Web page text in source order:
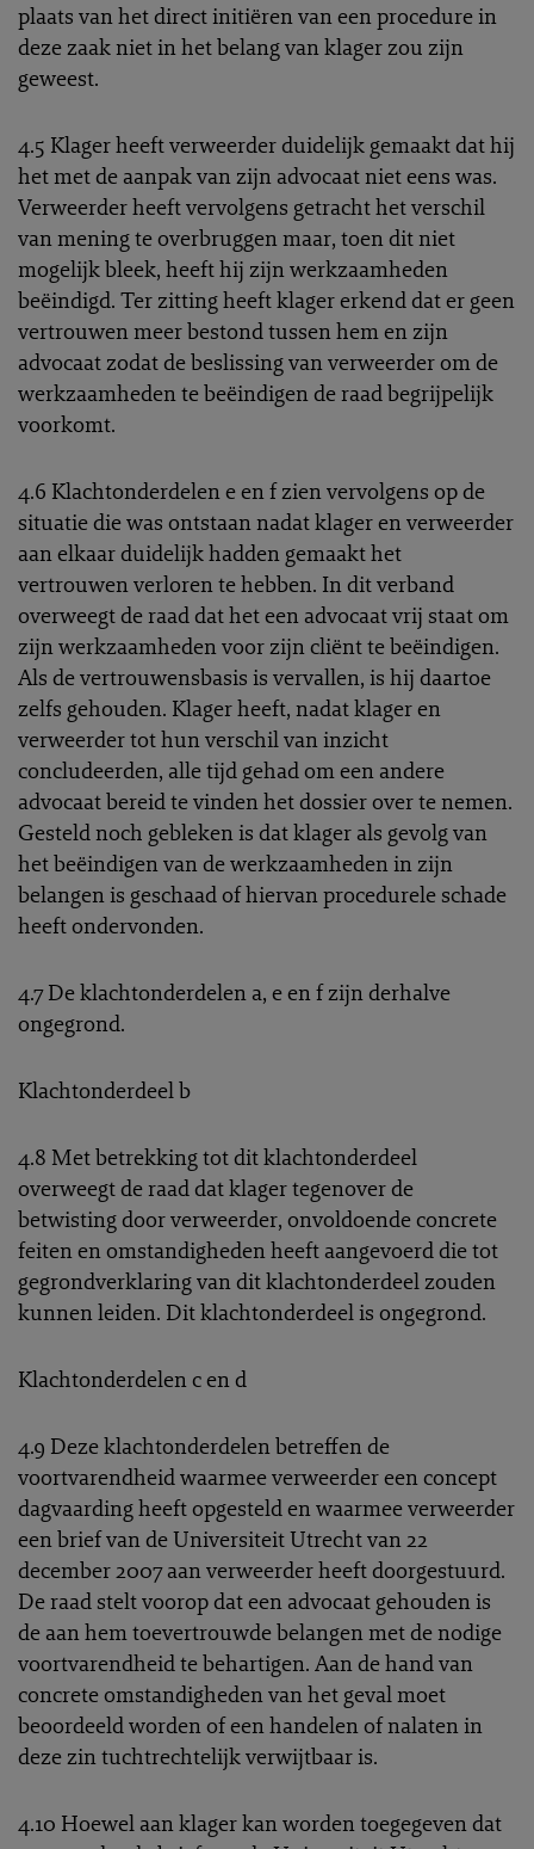
plaats van het direct initiëren van een procedure in
deze zaak niet in het belang van klager zou zijn
geweest.
4.5 Klager heeft verweerder duidelijk gemaakt dat hij
het met de aanpak van zijn advocaat niet eens was.
Verweerder heeft vervolgens getracht het verschil
van mening te overbruggen maar, toen dit niet
mogelijk bleek, heeft hij zijn werkzaamheden
beëindigd. Ter zitting heeft klager erkend dat er geen
vertrouwen meer bestond tussen hem en zijn
advocaat zodat de beslissing van verweerder om de
werkzaamheden te beëindigen de raad begrijpelijk
voorkomt.
4.6 Klachtonderdelen e en f zien vervolgens op de
situatie die was ontstaan nadat klager en verweerder
aan elkaar duidelijk hadden gemaakt het
vertrouwen verloren te hebben. In dit verband
overweegt de raad dat het een advocaat vrij staat om
zijn werkzaamheden voor zijn cliënt te beëindigen.
Als de vertrouwensbasis is vervallen, is hij daartoe
zelfs gehouden. Klager heeft, nadat klager en
verweerder tot hun verschil van inzicht
concludeerden, alle tijd gehad om een andere
advocaat bereid te vinden het dossier over te nemen.
Gesteld noch gebleken is dat klager als gevolg van
het beëindigen van de werkzaamheden in zijn
belangen is geschaad of hiervan procedurele schade
heeft ondervonden.
4.7 De klachtonderdelen a, e en f zijn derhalve
ongegrond.
Klachtonderdeel b
4.8 Met betrekking tot dit klachtonderdeel
overweegt de raad dat klager tegenover de
betwisting door verweerder, onvoldoende concrete
feiten en omstandigheden heeft aangevoerd die tot
gegrondverklaring van dit klachtonderdeel zouden
kunnen leiden. Dit klachtonderdeel is ongegrond.
Klachtonderdelen c en d
4.9 Deze klachtonderdelen betreffen de
voortvarendheid waarmee verweerder een concept
dagvaarding heeft opgesteld en waarmee verweerder
een brief van de Universiteit Utrecht van 22
december 2007 aan verweerder heeft doorgestuurd.
De raad stelt voorop dat een advocaat gehouden is
de aan hem toevertrouwde belangen met de nodige
voortvarendheid te behartigen. Aan de hand van
concrete omstandigheden van het geval moet
beoordeeld worden of een handelen of nalaten in
deze zin tuchtrechtelijk verwijtbaar is.
4.10 Hoewel aan klager kan worden toegegeven dat